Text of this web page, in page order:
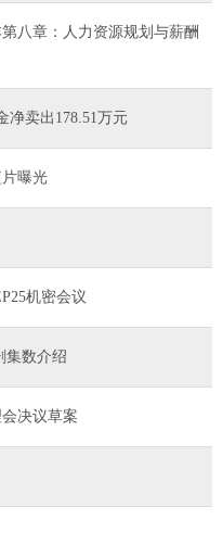
八章：人力资源规划与薪酬
净卖出178.51万元
片曝光
机密会议
集数介绍
决议草案